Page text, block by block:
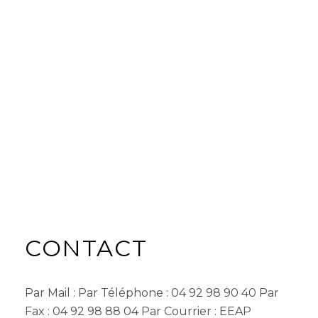
CONTACT
Par Mail : Par Téléphone : 04 92 98 90 40 Par
Fax : 04 92 98 88 04 Par Courrier : EEAP